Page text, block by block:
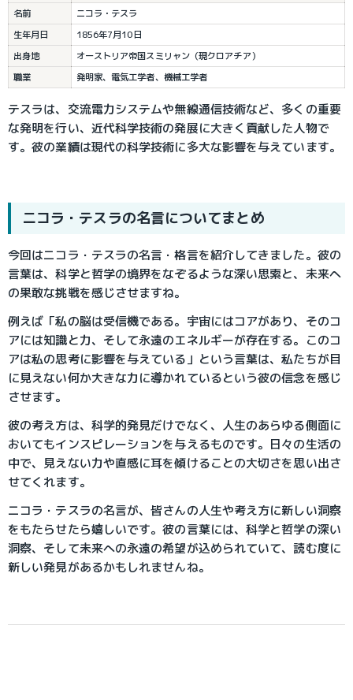
名前
ニコラ・テスラ
生年月日
1856年7月10日
出身地
オーストリア帝国スミリャン（現クロアチア）
職業
発明家、電気工学者、機械工学者
テスラは、交流電力システムや無線通信技術など、多くの重要
な発明を行い、近代科学技術の発展に大きく貢献した人物で
す。彼の業績は現代の科学技術に多大な影響を与えています。
ニコラ・テスラの名言についてまとめ
今回はニコラ・テスラの名言・格言を紹介してきました。彼の
言葉は、科学と哲学の境界をなぞるような深い思索と、未来へ
の果敢な挑戦を感じさせますね。
例えば「私の脳は受信機である。宇宙にはコアがあり、そのコ
アには知識と力、そして永遠のエネルギーが存在する。このコ
アは私の思考に影響を与えている」という言葉は、私たちが目
に見えない何か大きな力に導かれているという彼の信念を感じ
させます。
彼の考え方は、科学的発見だけでなく、人生のあらゆる側面に
おいてもインスピレーションを与えるものです。日々の生活の
中で、見えない力や直感に耳を傾けることの大切さを思い出さ
せてくれます。
ニコラ・テスラの名言が、皆さんの人生や考え方に新しい洞察
をもたらせたら嬉しいです。彼の言葉には、科学と哲学の深い
洞察、そして未来への永遠の希望が込められていて、読む度に
新しい発見があるかもしれませんね。